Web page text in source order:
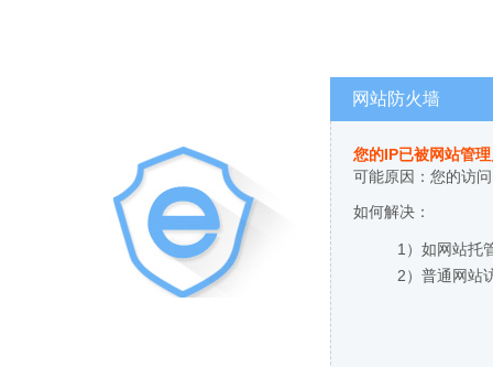
网站防火墙
您的IP已被网站管
可能原因：您的访
如何解决：
1）如网站托
2）普通网站